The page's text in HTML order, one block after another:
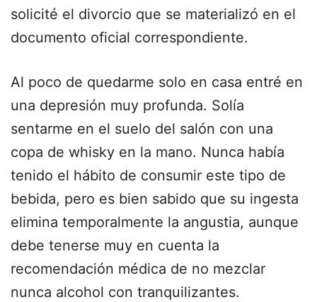
solicité el divorcio que se materializó en el
documento oficial correspondiente.
Al poco de quedarme solo en casa entré en
una depresión muy profunda. Solía
sentarme en el suelo del salón con una
copa de whisky en la mano. Nunca había
tenido el hábito de consumir este tipo de
bebida, pero es bien sabido que su ingesta
elimina temporalmente la angustia, aunque
debe tenerse muy en cuenta la
recomendación médica de no mezclar
nunca alcohol con tranquilizantes.